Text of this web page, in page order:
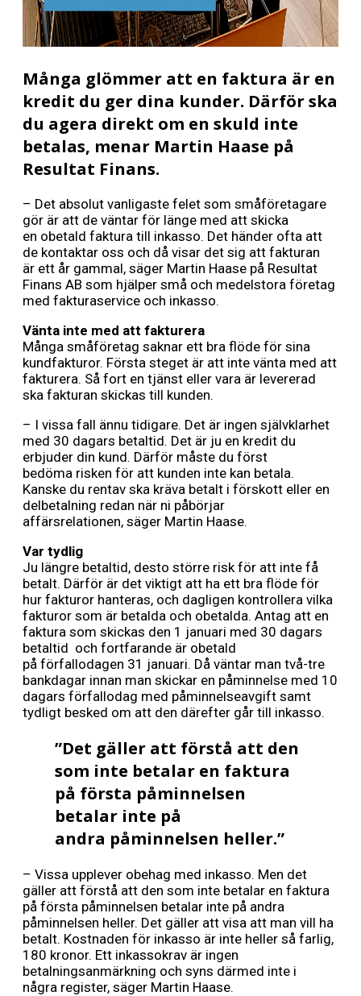
Många glömmer att en faktura är en
kredit du ger dina kunder. Därför ska
du agera direkt om en skuld inte
betalas, menar Martin Haase på
Resultat Finans.
– Det absolut vanligaste felet som småföretagare
gör är att de väntar för länge med att skicka
en obetald faktura till inkasso. Det händer ofta att
de kontaktar oss och då visar det sig att fakturan
är ett år gammal, säger Martin Haase på Resultat
Finans AB som hjälper små och medelstora företag
med fakturaservice och inkasso.
Vänta inte med att fakturera
Många småföretag saknar ett bra flöde för sina
kundfakturor. Första steget är att inte vänta med att
fakturera. Så fort en tjänst eller vara är levererad
ska fakturan skickas till kunden.
– I vissa fall ännu tidigare. Det är ingen självklarhet
med 30 dagars betaltid. Det är ju en kredit du
erbjuder din kund. Därför måste du först
bedöma risken för att kunden inte kan betala.
Kanske du rentav ska kräva betalt i förskott eller en
delbetalning redan när ni påbörjar
affärsrelationen, säger Martin Haase.
Var tydlig
Ju längre betaltid, desto större risk för att inte få
betalt. Därför är det viktigt att ha ett bra flöde för
hur fakturor hanteras, och dagligen kontrollera vilka
fakturor som är betalda och obetalda. Antag att en
faktura som skickas den 1 januari med 30 dagars
betaltid och fortfarande är obetald
på förfallodagen 31 januari. Då väntar man två-tre
bankdagar innan man skickar en påminnelse med 10
dagars förfallodag med påminnelseavgift samt
tydligt besked om att den därefter går till inkasso.
”Det gäller att förstå att den
som inte betalar en faktura
på första påminnelsen
betalar inte på
andra påminnelsen heller.”
– Vissa upplever obehag med inkasso. Men det
gäller att förstå att den som inte betalar en faktura
på första påminnelsen betalar inte på andra
påminnelsen heller. Det gäller att visa att man vill ha
betalt. Kostnaden för inkasso är inte heller så farlig,
180 kronor. Ett inkassokrav är ingen
betalningsanmärkning och syns därmed inte i
några register, säger Martin Haase.